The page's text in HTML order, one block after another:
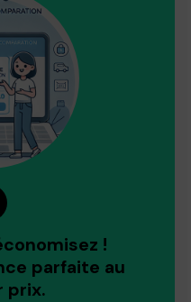
!
parfaite au
prix.